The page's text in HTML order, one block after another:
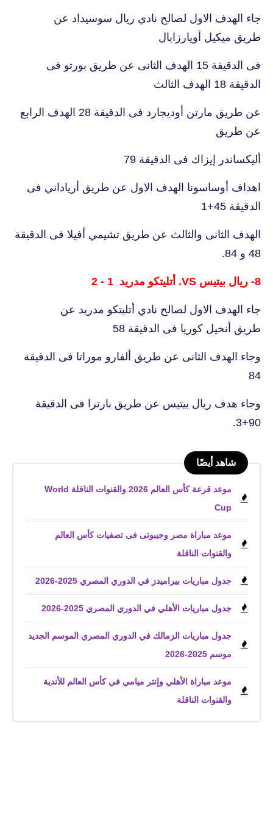
جاء الهدف الاول لصالح نادي ريال سوسيداد عن
طريق ميكيل أويارزابال
فى الدقيقة 15 الهدف الثانى عن طريق بورتو فى
الدقيقة 18 الهدف الثالث
عن طريق مارتن أوديجارد فى الدقيقة 28 الهدف الرابع
عن طريق
أليكساندر إيزاك فى الدقيقة 79
اهداف أوساسونا الهدف الاول عن طريق أرياداني فى
الدقيقة 45+1
الهدف الثانى والثالث عن طريق تشيمي أفيلا فى الدقيقة
48 و 84.
8- ريال بيتيس VS. أتليتكو مدريد 1 - 2
جاء الهدف الاول لصالح نادي أتليتكو مدريد عن
طريق أنخيل كوريا فى الدقيقة 58
وجاء الهدف الثانى عن طريق ألفارو موراتا فى الدقيقة
84
وجاء هدف ريال بيتيس عن طريق بارترا فى الدقيقة
90+3.
شاهد أيضًا
موعد قرعة كأس العالم 2026 والقنوات الناقلة World
Cup
موعد مباراة مصر وجيبوتى فى تصفيات كأس العالم
والقنوات الناقلة
جدول مباريات بيراميدز في الدوري المصري 2025-2026
جدول مباريات الأهلي في الدوري المصري 2025-2026
جدول مباريات الزمالك في الدوري المصري الموسم الجديد
موسم 2025-2026
موعد مباراة الأهلي وإنتر ميامي في كأس العالم للأندية
والقنوات الناقلة